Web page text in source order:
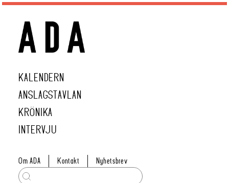
KALENDERN
ANSLAGSTAVLAN
KRÖNIKA
INTERVJU
Om ADA Kontakt Nyhetsbrev